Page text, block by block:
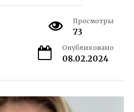
Просмотры
73
Опубликовано
08.02.2024